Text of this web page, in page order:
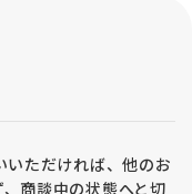
ただければ、他のお
商談中の状態へと切